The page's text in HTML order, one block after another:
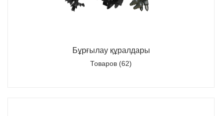
Бұрғылау құралдары
Товаров (62)